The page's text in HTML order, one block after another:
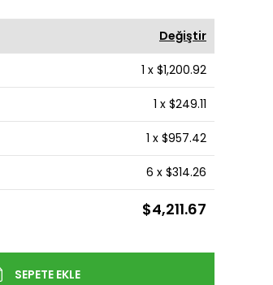
Değiştir
1 x $1,200.92
1 x $249.11
1 x $957.42
6 x $314.26
$4,211.67